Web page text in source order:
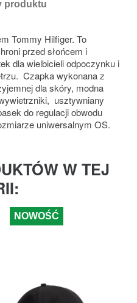
produktu
Tommy Hilfiger. To
przed słońcem i
dla wielbicieli odpoczynku i
Czapka wykonana z
dla skóry, modna
usztywniany
do regulacji obwodu
uniwersalnym OS.
W TEJ
NOWOŚĆ